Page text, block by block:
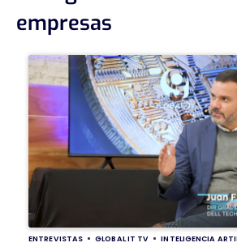
empresas
ENTREVISTAS GLOBAL IT TV INTELIGENCIA